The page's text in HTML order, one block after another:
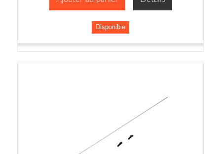
Disponible